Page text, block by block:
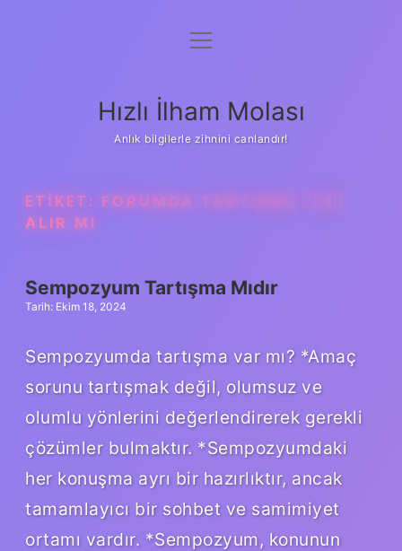
Anasayfa
Yasal Uyarı
menüyü
Hızlı İlham Molası
Anlık bilgilerle zihnini canlandır!
ETIKET: FORUMDA TARTIŞMA YER
ALIR MI
Sempozyum Tartışma Mıdır
Tarih: Ekim 18, 2024
Sempozyumda tartışma var mı? *Amaç
sorunu tartışmak değil, olumsuz ve
olumlu yönlerini değerlendirerek gerekli
çözümler bulmaktır. *Sempozyumdaki
her konuşma ayrı bir hazırlıktır, ancak
tamamlayıcı bir sohbet ve samimiyet
ortamı vardır. *Sempozyum, konunun